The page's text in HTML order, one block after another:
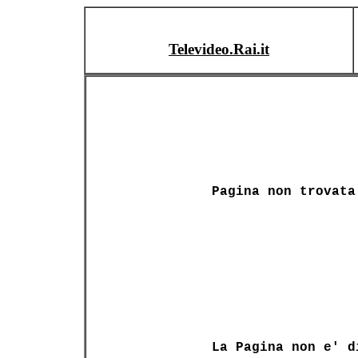
Televideo.Rai.it
Pagina non trovata
La Pagina non e'